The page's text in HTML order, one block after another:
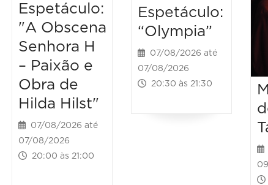
Espetáculo:
"A Obscena
Senhora H
– Paixão e
Obra de
Hilda Hilst"
07/08/2026 até
07/08/2026
20:00 às 21:00
Espetáculo:
“Olympia”
07/08/2026 até
07/08/2026
20:30 às 21:30